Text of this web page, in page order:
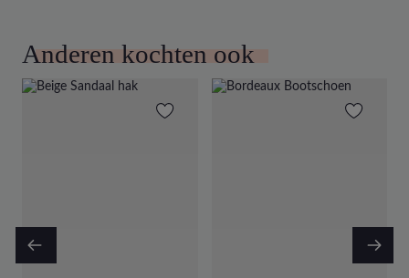
Anderen kochten ook